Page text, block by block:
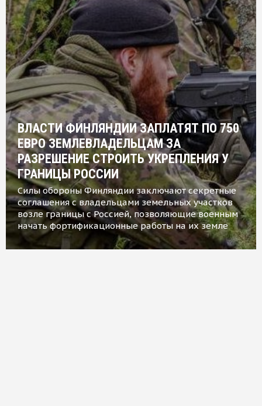
ВЛАСТИ ФИНЛЯНДИИ ЗАПЛАТЯТ ПО 750
ЕВРО ЗЕМЛЕВЛАДЕЛЬЦАМ ЗА
РАЗРЕШЕНИЕ СТРОИТЬ УКРЕПЛЕНИЯ У
ГРАНИЦЫ РОССИИ
Силы обороны Финляндии заключают секретные
соглашения с владельцами земельных участков
возле границы с Россией, позволяющие военным
начать фортификационные работы на их земле